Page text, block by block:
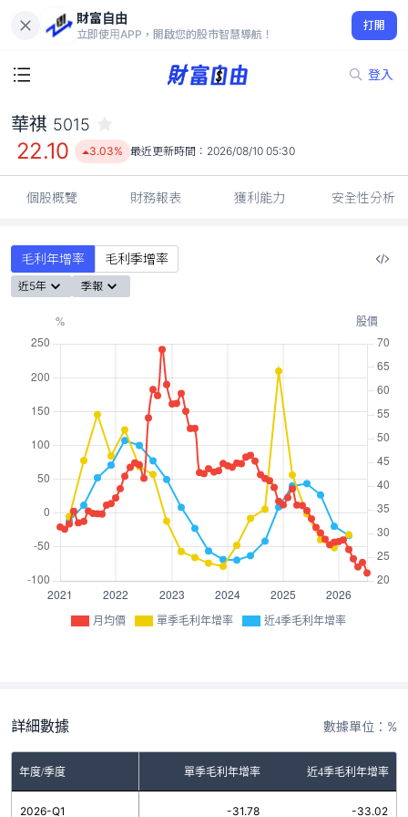
財富自由
立即使用APP，開啟您的股市智慧導航！
打開
登入
22.10
3.03%
華祺 5015
22.10 3.03% 最近更新時間： 2026/08/10 05:30
個股概覽 財務報表 獲利能力 安全性分析
毛利年增率 毛利季增率
近5年 季報
月均價 單季毛利年增率 近4季毛利年增率
詳細數據 數據單位：%
年度/季度 單季毛利年增率 近4季毛利年增率
2026-Q1 -31.78 -33.02